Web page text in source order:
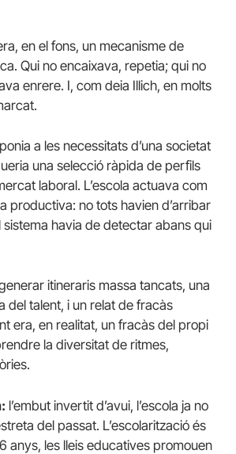
en el fons, un mecanisme de
Qui no encaixava, repetia; qui no
enrere. I, com deia Illich, en molts
a les necessitats d’una societat
una selecció ràpida de perfils
laboral. L’escola actuava com
productiva: no tots havien d’arribar
sistema havia de detectar abans qui
itineraris massa tancats, una
del talent, i un relat de fracàs
era, en realitat, un fracàs del propi
la diversitat de ritmes,
l’embut invertit d’avui, l’escola ja no
del passat. L’escolarització és
anys, les lleis educatives promouen